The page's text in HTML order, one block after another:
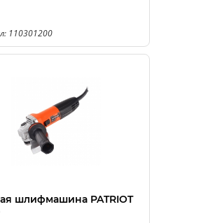
110301200
шлифмашина PATRIOT